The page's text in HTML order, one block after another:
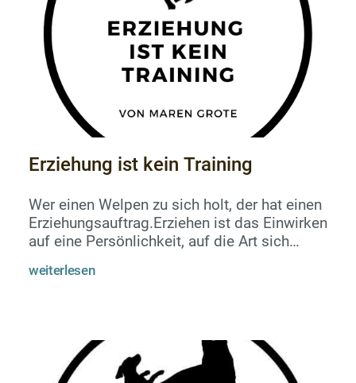
Erziehung ist kein Training
Wer einen Welpen zu sich holt, der hat einen
Erziehungsauftrag.Erziehen ist das Einwirken
auf eine Persönlichkeit, auf die Art sich
Sozialkontakt mit anderen zu
sprechen zwar umgangssprachlich auch bei
erwachsenden Hunden von Erziehung, das
weiterlesen